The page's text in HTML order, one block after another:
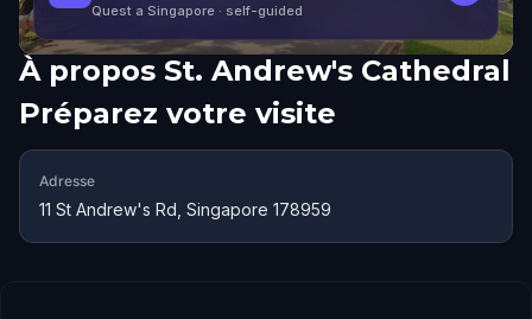
Quest a Singapore · self-guided
À propos St. Andrew's Cathedral
Préparez votre visite
Adresse
11 St Andrew's Rd, Singapore 178959